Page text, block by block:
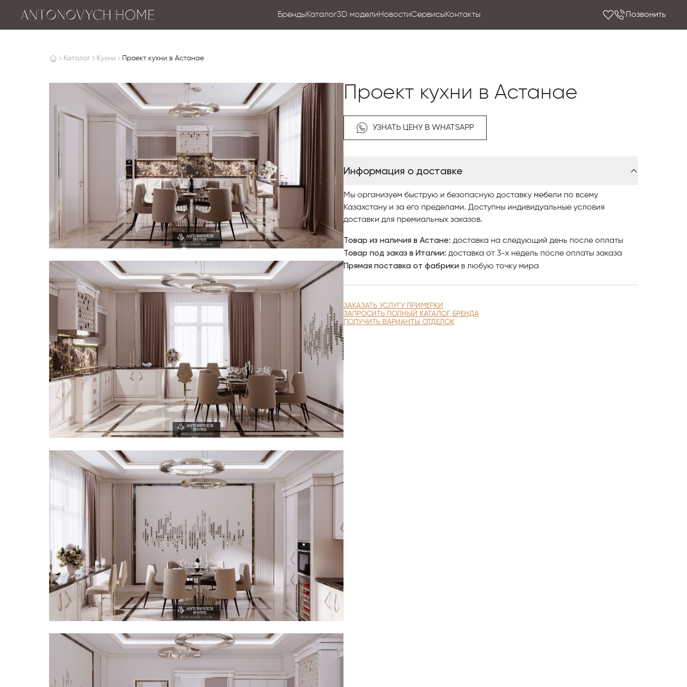
БрендыКаталог3D моделиНовостиСервисыКонтакты Позвонить
Каталог Кухни Проект кухни в Астанае
Проект кухни в Астанае
УЗНАТЬ ЦЕНУ В WHATSAPP
Информация о доставке
Мы организуем быструю и безопасную доставку мебели по всему
Казахстану и за его пределами. Доступны индивидуальные условия
доставки для премиальных заказов.
Товар из наличия в Астане: доставка на следующий день после оплаты
Товар под заказ в Италии: доставка от 3-х недель после оплаты заказа
Прямая поставка от фабрики в любую точку мира
ЗАКАЗАТЬ УСЛУГУ ПРИМЕРКИ
ЗАПРОСИТЬ ПОЛНЫЙ КАТАЛОГ БРЕНДА
ПОЛУЧИТЬ ВАРИАНТЫ ОТДЕЛОК